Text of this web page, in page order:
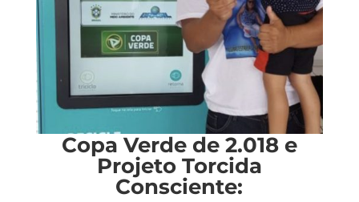
Copa Verde de 2.018 e
Projeto Torcida
Consciente: